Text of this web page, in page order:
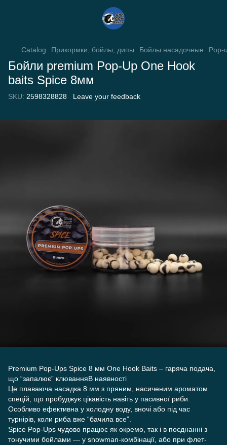
Catalog Прикормки, бойлы, дипы Бойлы насадочные Pop-
Бойли premium Pop-Up One Hook
baits Spice 8мм
SKU: 2598328828 Leave your feedback
Premium Pop-Ups Spice 8 мм One Hook Baits – гаряча подача,
що “запалює” клюванняВ наявності
Це плаваюча насадка 8 мм з пряним, насиченим ароматом
спецій, що пробуджує цікавість навіть у пасивної риби.
Особливо ефективна у холодну воду, вночі або під час
турнірів, коли риба вже “бачила все”.
Spice Pop-Ups чудово працює як окремо, так і в поєднанні з
тонучими бойлами — у snowman-комбінації, або при флет-